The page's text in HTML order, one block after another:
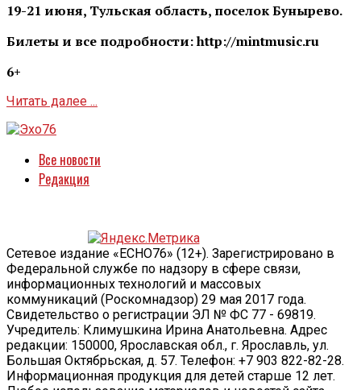
19-21 июня, Тульская область, поселок Бунырево.
Билеты и все подробности: http://mintmusic.ru
6+
Читать далее ...
Все новости
Редакция
Сетевое издание «ECHO76» (12+). Зарегистрировано в
Федеральной службе по надзору в сфере связи,
информационных технологий и массовых
коммуникаций (Роскомнадзор) 29 мая 2017 года.
Свидетельство о регистрации ЭЛ № ФС 77 - 69819.
Учредитель: Климушкина Ирина Анатольевна. Адрес
редакции: 150000, Ярославская обл., г. Ярославль, ул.
Большая Октябрьская, д. 57. Телефон: +7 903 822-82-28.
Информационная продукция для детей старше 12 лет.